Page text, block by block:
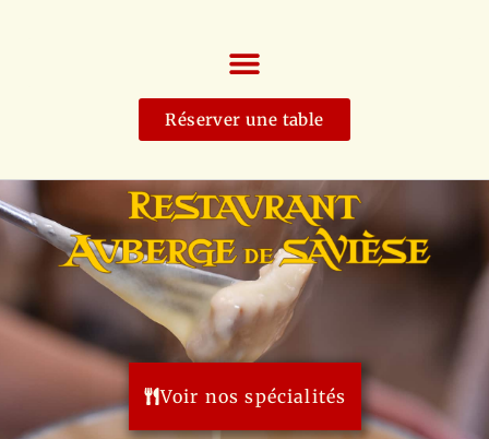
Réserver une table
Voir nos spécialités